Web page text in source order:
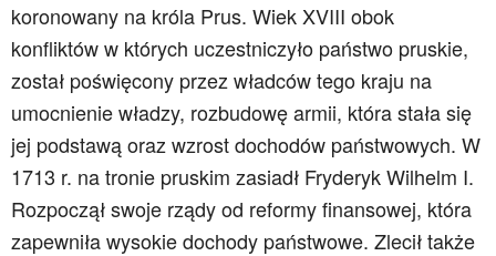
koronowany na króla Prus. Wiek XVIII obok
konfliktów w których uczestniczyło państwo pruskie,
został poświęcony przez władców tego kraju na
umocnienie władzy, rozbudowę armii, która stała się
jej podstawą oraz wzrost dochodów państwowych. W
1713 r. na tronie pruskim zasiadł Fryderyk Wilhelm I.
Rozpoczął swoje rządy od reformy finansowej, która
zapewniła wysokie dochody państwowe. Zlecił także